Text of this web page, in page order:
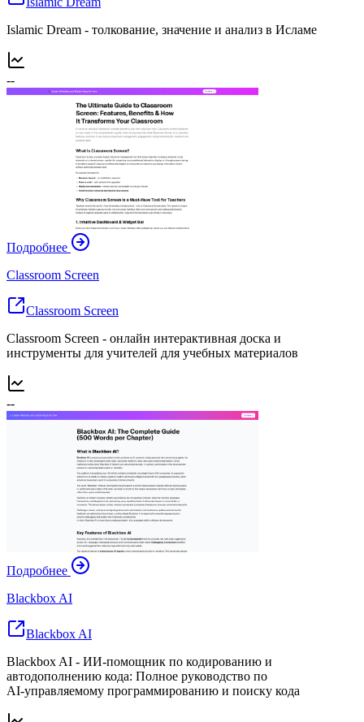
Islamic Dream - толкование, значение и анализ в Исламе
--
Подробнее
Classroom Screen
Classroom Screen
Classroom Screen - онлайн интерактивная доска и
инструменты для учителей для учебных материалов
--
Подробнее
Blackbox AI
Blackbox AI
Blackbox AI - ИИ-помощник по кодированию и
автодополнению кода: Полное руководство по
AI‑управляемому программированию и поиску кода